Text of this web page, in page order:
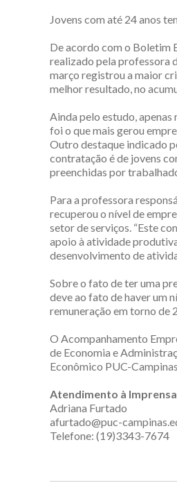
Jovens com até 24 anos
De acordo com o Boletim
realizado pela professora
março registrou a maior
melhor resultado, no
Ainda pelo estudo,
foi o que mais gerou
Outro destaque indicado
contratação é de jovens
preenchidas por
Para a professora
recuperou o nível de
setor de serviços. “Este
apoio à atividade
desenvolvimento de
Sobre o fato de ter uma
deve ao fato de haver um
remuneração em torno de
O Acompanhamento
de Economia e
Econômico PUC-
Atendimento à
Adriana Furtado
afurtado@puc-
Telefone: (19)3343-7674